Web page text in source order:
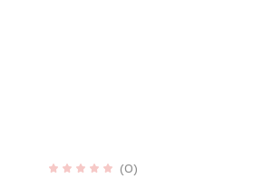
(0)